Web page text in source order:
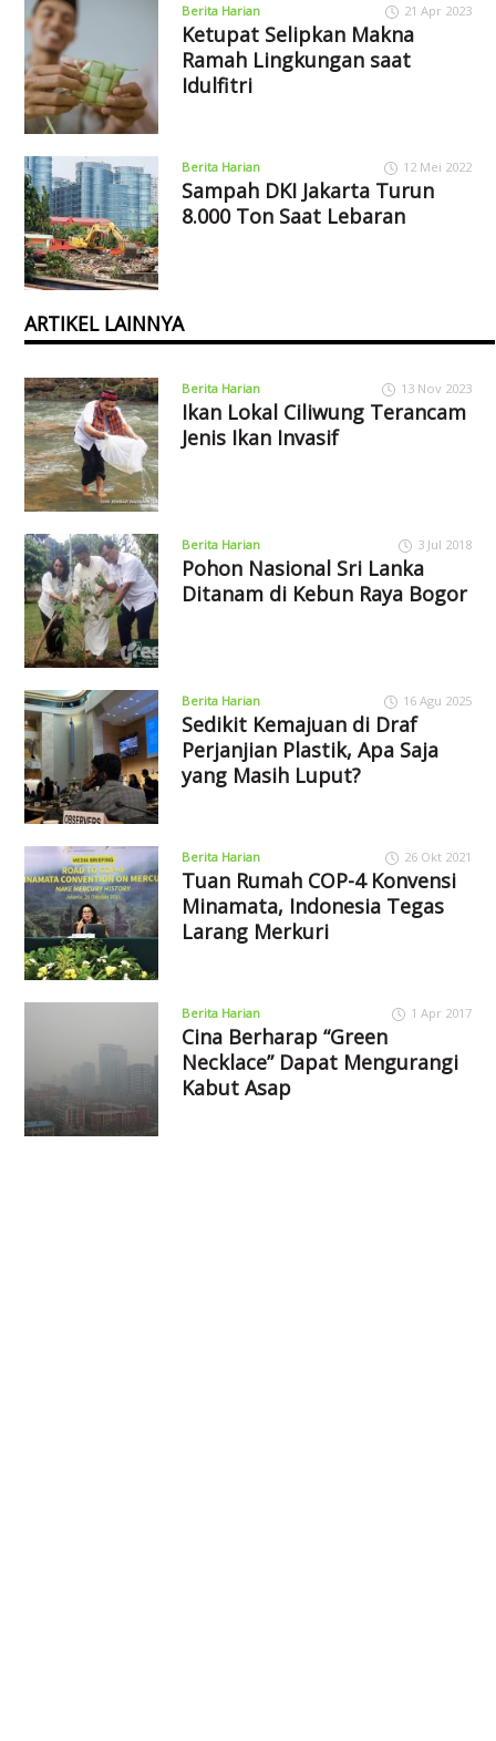
Berita Harian 21 Apr 2023
Ketupat Selipkan Makna
Ramah Lingkungan saat
Idulfitri
Berita Harian 12 Mei 2022
Sampah DKI Jakarta Turun
8.000 Ton Saat Lebaran
ARTIKEL LAINNYA
Berita Harian 13 Nov 2023
Ikan Lokal Ciliwung Terancam
Jenis Ikan Invasif
Berita Harian 3 Jul 2018
Pohon Nasional Sri Lanka
Ditanam di Kebun Raya Bogor
Berita Harian 16 Agu 2025
Sedikit Kemajuan di Draf
Perjanjian Plastik, Apa Saja
yang Masih Luput?
Berita Harian 26 Okt 2021
Tuan Rumah COP-4 Konvensi
Minamata, Indonesia Tegas
Larang Merkuri
Berita Harian 1 Apr 2017
Cina Berharap “Green
Necklace” Dapat Mengurangi
Kabut Asap